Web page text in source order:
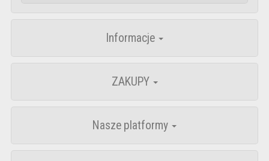
Informacje
ZAKUPY
Nasze platformy